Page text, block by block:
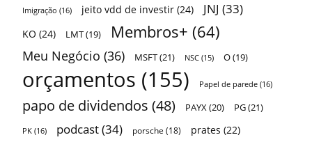
Imigração (16) jeito vdd de investir (24) JNJ (33)
KO (24) LMT(19) Membros+ (64)
Meu Negócio (36) MSFT(21) NSC (15) O(19)
orçamentos (155) Papel de parede (16)
papo de dividendos (48) PAYX(20) PG(21)
PK (16) podcast(34) porsche (18) prates (22)